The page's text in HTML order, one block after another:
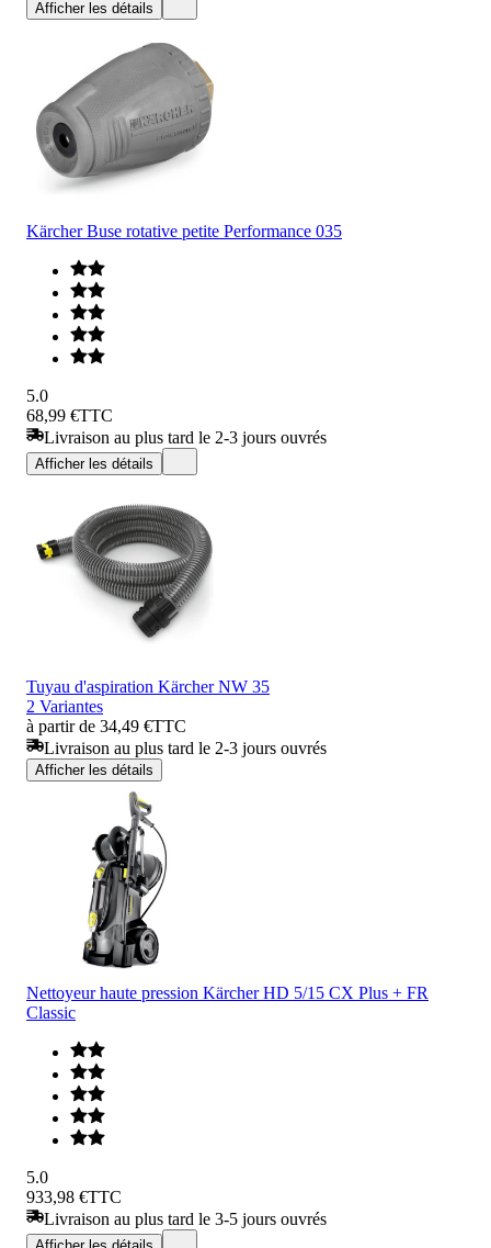
Afficher les détails
Kärcher Buse rotative petite Performance 035
5.0
68,99 €TTC
Livraison au plus tard le 2-3 jours ouvrés
Afficher les détails
Tuyau d'aspiration Kärcher NW 35
2 Variantes
à partir de 34,49 €TTC
Livraison au plus tard le 2-3 jours ouvrés
Afficher les détails
Nettoyeur haute pression Kärcher HD 5/15 CX Plus + FR
Classic
5.0
933,98 €TTC
Livraison au plus tard le 3-5 jours ouvrés